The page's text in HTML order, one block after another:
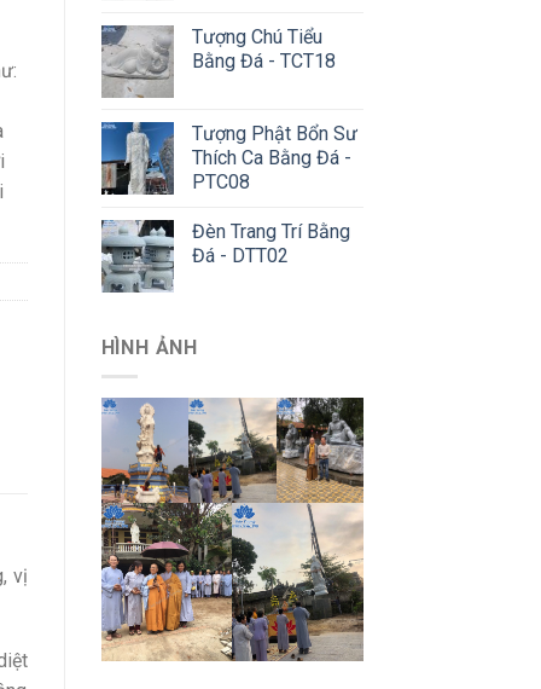
Tượng Chú Tiểu
Bằng Đá - TCT18
Tượng Phật Bổn Sư
Thích Ca Bằng Đá -
PTC08
Đèn Trang Trí Bằng
Đá - DTT02
HÌNH ẢNH
vị